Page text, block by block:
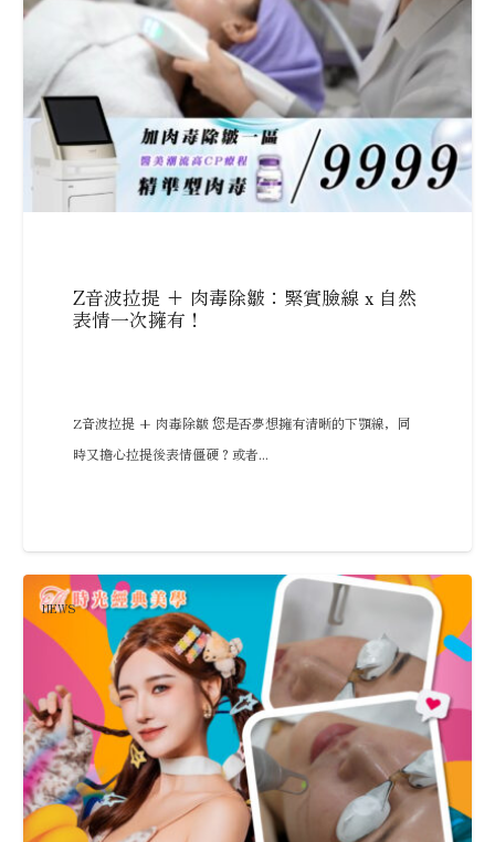
Z音波拉提 + 肉毒除皺：緊實臉線 x 自然
表情一次擁有！
Z音波拉提 + 肉毒除皺 您是否夢想擁有清晰的下顎線，同
時又擔心拉提後表情僵硬？或者...
NEWS